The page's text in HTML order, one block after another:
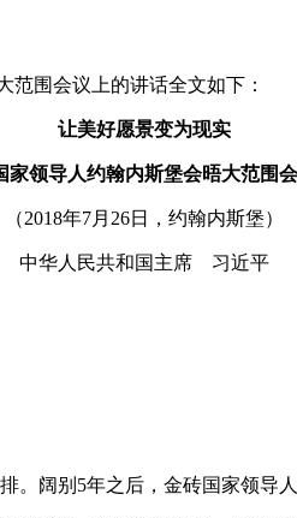
范围会议上的讲话全文如下：
让美好愿景变为现实
导人约翰内斯堡会晤大范围会
2018年7月26日，约翰内斯堡）
华人民共和国主席 习近平
别5年之后，金砖国家领导人